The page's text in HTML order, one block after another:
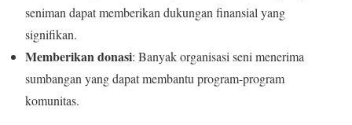
seniman dapat memberikan dukungan finansial yang
signifikan.
Memberikan donasi: Banyak organisasi seni menerima
sumbangan yang dapat membantu program-program
komunitas.